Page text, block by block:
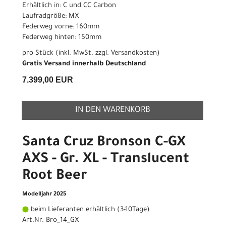
Erhältlich in: C und CC Carbon
Laufradgröße: MX
Federweg vorne: 160mm
Federweg hinten: 150mm
pro Stück (inkl. MwSt. zzgl. Versandkosten)
Gratis Versand innerhalb Deutschland
7.399,00 EUR
IN DEN WARENKORB
Santa Cruz Bronson C-GX
AXS - Gr. XL - Translucent
Root Beer
Modelljahr 2025
beim Lieferanten erhältlich (3-10Tage)
Art.Nr. Bro_14_GX